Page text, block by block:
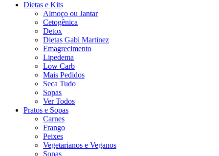
Dietas e Kits
Almoço ou Jantar
Cetogênica
Detox
Dietas Gabi Martinez
Emagrecimento
Lipedema
Low Carb
Mais Pedidos
Seca Tudo
Sopas
Ver Todos
Pratos e Sopas
Carnes
Frango
Peixes
Vegetarianos e Veganos
Sopas